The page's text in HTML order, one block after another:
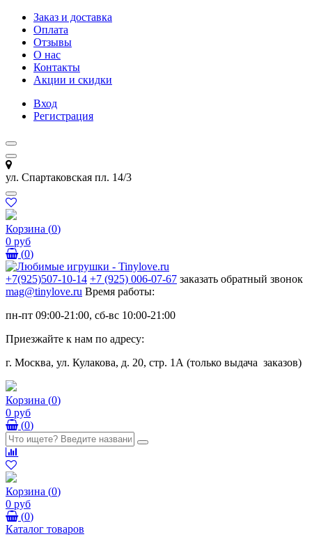
Заказ и доставка
Оплата
Отзывы
О нас
Контакты
Акции и скидки
Вход
Регистрация
ул. Спартаковская пл. 14/3
Корзина (0)
0 руб
(0)
+7(925)507-10-14 +7 (925) 006-07-67 заказать обратный звонок
mag@tinylove.ru Время работы:
пн-пт 09:00-21:00, сб-вс 10:00-21:00
Приезжайте к нам по адресу:
г. Москва, ул. Кулакова, д. 20, стр. 1А (только выдача заказов)
Корзина (0)
0 руб
(0)
Корзина (0)
0 руб
(0)
Каталог товаров